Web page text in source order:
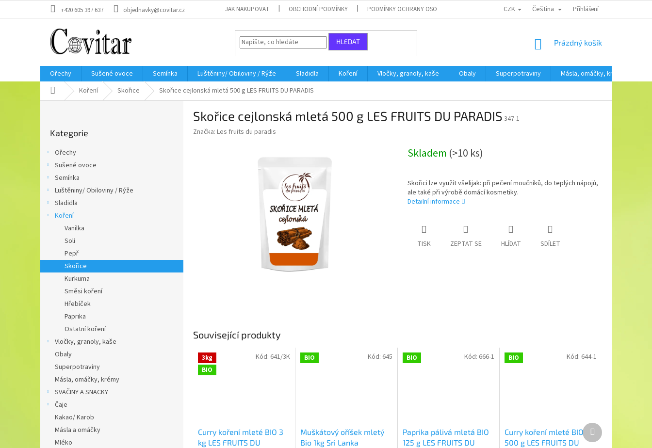
+420 605 397 637 objednavky@covitar.cz JAK NAKUPOVAT OBCHODNÍ PODMÍNKY PODMÍNKY OCHRANY OSOBNÍCH ÚDAJŮ CZK Čeština Přihlášení
HLEDAT
NÁKUPNÍ
Prázdný košík
Ořechy Sušené ovoce Semínka Luštěniny/ Obiloviny / Rýže Sladidla Koření Vločky, granoly, kaše Obaly Superpotraviny Másla, omáčky, krémy
Domů Koření Skořice Skořice cejlonská mletá 500 g LES FRUITS DU PARADIS
kategorie
Kategorie
Ořechy
Sušené ovoce
Semínka
Luštěniny/ Obiloviny / Rýže
Sladidla
Koření
Vanilka
Soli
Pepř
Skořice
Kurkuma
Směsi koření
Hřebíček
Paprika
Ostatní koření
Vločky, granoly, kaše
Obaly
Superpotraviny
Másla, omáčky, krémy
SVAČINY A SNACKY
Čaje
Kakao/ Karob
Másla a omáčky
Mléko
Skořice cejlonská mletá 500 g LES FRUITS DU PARADIS 347-1
Značka: Les fruits du paradis
Skladem (>10 ks)
Skořici lze využít všelijak: při pečení moučníků, do teplých nápojů,
ale také při výrobě domácí kosmetiky.
Detailní informace
TISK ZEPTAT SE HLÍDAT SDÍLET
Související produkty
3kg
BIO
Curry koření mleté BIO 3
kg LES FRUITS DU
Kód: 641/3K BIO
Muškátový oříšek mletý
Bio 1kg Sri Lanka
Kód: 645 BIO
Paprika pálivá mletá BIO
125 g LES FRUITS DU
Kód: 666-1 BIO
Curry koření mleté BIO
500 g LES FRUITS DU
Kód: 644-1
Další
produkt